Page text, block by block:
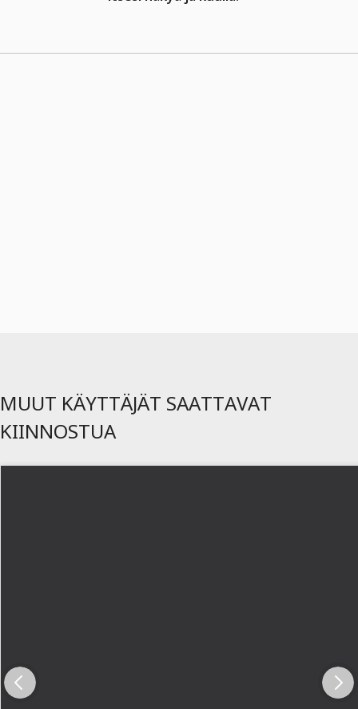
MUUT KÄYTTÄJÄT SAATTAVAT
KIINNOSTUA